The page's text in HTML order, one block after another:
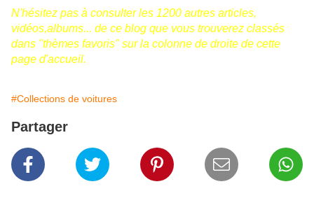
N'hésitez pas à consulter les 1200 autres articles,
vidéos,albums... de ce blog que vous trouverez classés
dans "thèmes favoris" sur la colonne de droite de cette
page d'accueil.
#Collections de voitures
Partager